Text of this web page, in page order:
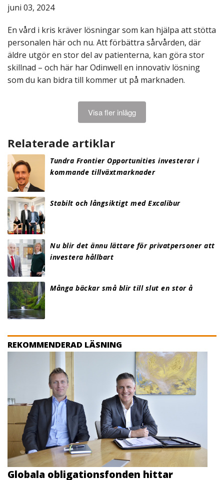
juni 03, 2024
En vård i kris kräver lösningar som kan hjälpa att stötta
personalen här och nu. Att förbättra sårvården, där
äldre utgör en stor del av patienterna, kan göra stor
skillnad – och här har Odinwell en innovativ lösning
som du kan bidra till kommer ut på marknaden.
Visa fler inlägg
Relaterade artiklar
Tundra Frontier Opportunities investerar i
kommande tillväxtmarknader
Stabilt och långsiktigt med Excalibur
Nu blir det ännu lättare för privatpersoner att
investera hållbart
Många bäckar små blir till slut en stor å
REKOMMENDERAD LÄSNING
Globala obligationsfonden hittar